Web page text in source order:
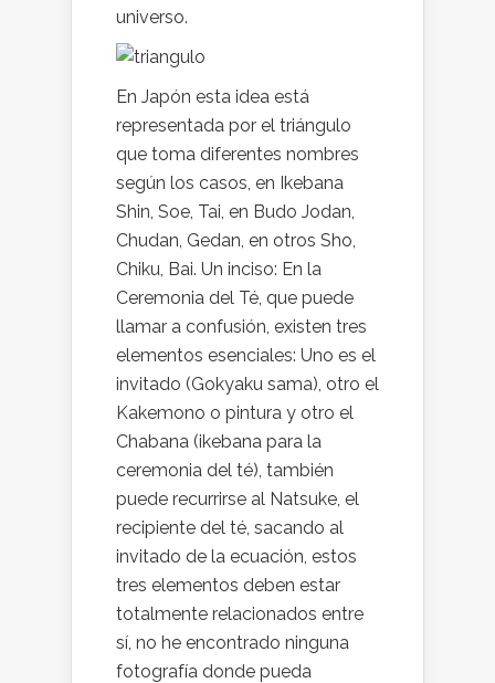
universo.
En Japón esta idea está
representada por el triángulo
que toma diferentes nombres
según los casos, en Ikebana
Shin, Soe, Tai, en Budo Jodan,
Chudan, Gedan, en otros Sho,
Chiku, Bai. Un inciso: En la
Ceremonia del Té, que puede
llamar a confusión, existen tres
elementos esenciales: Uno es el
invitado (Gokyaku sama), otro el
Kakemono o pintura y otro el
Chabana (ikebana para la
ceremonia del té), también
puede recurrirse al Natsuke, el
recipiente del té, sacando al
invitado de la ecuación, estos
tres elementos deben estar
totalmente relacionados entre
sí, no he encontrado ninguna
fotografía donde pueda